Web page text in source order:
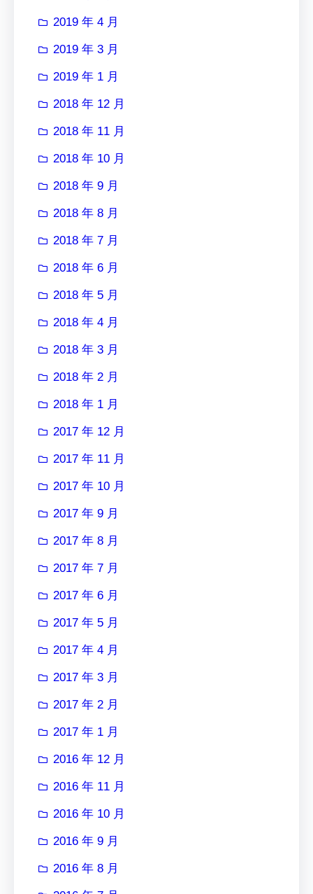
2019 年 4 月
2019 年 3 月
2019 年 1 月
2018 年 12 月
2018 年 11 月
2018 年 10 月
2018 年 9 月
2018 年 8 月
2018 年 7 月
2018 年 6 月
2018 年 5 月
2018 年 4 月
2018 年 3 月
2018 年 2 月
2018 年 1 月
2017 年 12 月
2017 年 11 月
2017 年 10 月
2017 年 9 月
2017 年 8 月
2017 年 7 月
2017 年 6 月
2017 年 5 月
2017 年 4 月
2017 年 3 月
2017 年 2 月
2017 年 1 月
2016 年 12 月
2016 年 11 月
2016 年 10 月
2016 年 9 月
2016 年 8 月